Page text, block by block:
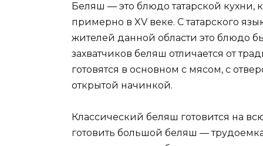
Беляш — это блюдо татарской кухни,
примерно в XV веке. С татарского
жителей данной области это блюдо
захватчиков беляш отличается от
готовятся в основном с мясом, с
открытой начинкой.
Классический беляш готовится на
готовить большой беляш —